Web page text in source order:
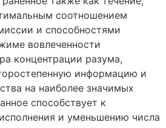
соотношением
и способностями
вовлеченности
концентрации разума,
информацию и
на наиболее значимых
способствует к
и уменьшению числа